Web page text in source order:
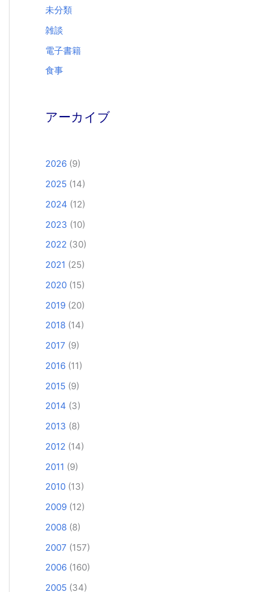
未分類
雑談
電子書籍
食事
アーカイブ
2026 (9)
2025 (14)
2024 (12)
2023 (10)
2022 (30)
2021 (25)
2020 (15)
2019 (20)
2018 (14)
2017 (9)
2016 (11)
2015 (9)
2014 (3)
2013 (8)
2012 (14)
2011 (9)
2010 (13)
2009 (12)
2008 (8)
2007 (157)
2006 (160)
2005 (34)